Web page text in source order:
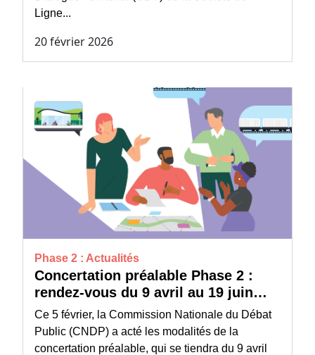
Ligne...
20 février 2026
Phase 2 : Actualités
Concertation préalable Phase 2 :
rendez-vous du 9 avril au 19 juin
2026
Ce 5 février, la Commission Nationale du Débat
Public (CNDP) a acté les modalités de la
concertation préalable, qui se tiendra du 9 avril